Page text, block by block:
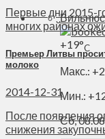
Вильнюс
+19°C
Макс.: +
Мин.: +
Сб,
Первые дни 2015-
многих районах
Премьер Литвы
молоко
2014-12-31
После появления
снижения